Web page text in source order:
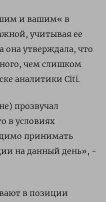
и вашим« в
учитывая ее
она утверждала, что
чем слишком
аналитики Citi.
прозвучал
в условиях
принимать
на данный день», -
в позиции